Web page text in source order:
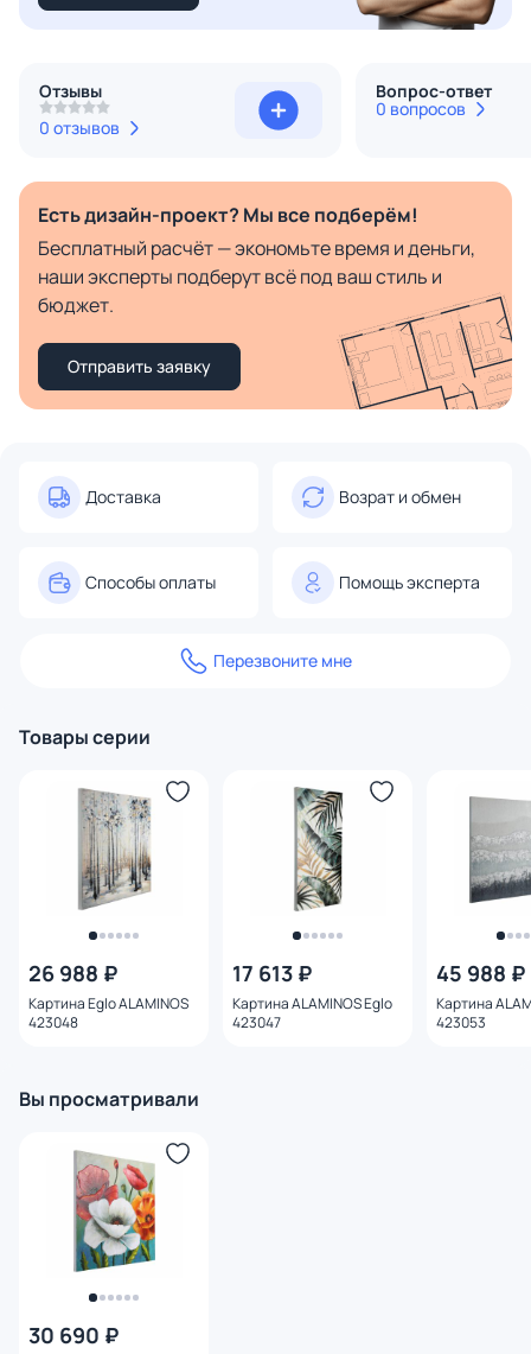
Отзывы
0 отзывов
Вопрос-ответ
0 вопросов
Есть дизайн-проект? Мы все подберём!
Бесплатный расчёт — экономьте время и деньги,
наши эксперты подберут всё под ваш стиль и
бюджет.
Отправить заявку
Доставка Возрат и обмен
Способы оплаты Помощь эксперта
Перезвоните мне
Товары серии
26 988 ₽
Картина Eglo ALAMINOS
423048
17 613 ₽
Картина ALAMINOS Eglo
423047
45 988 ₽
Картина
423053
Вы просматривали
30 690 ₽